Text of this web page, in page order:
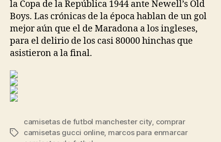
la Copa de la República 1944 ante Newell’s Old
Boys. Las crónicas de la época hablan de un gol
mejor aún que el de Maradona a los ingleses,
para el delirio de los casi 80000 hinchas que
asistieron a la final.
Etiquetas
camisetas de futbol manchester city, comprar
camisetas gucci online, marcos para enmarcar